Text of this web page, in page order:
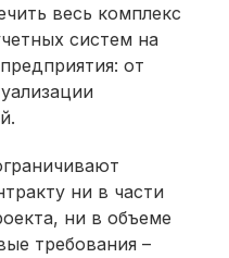
весь комплекс
систем на
от
ни в части
ни в объеме
требования –